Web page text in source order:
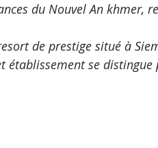
du Nouvel An
de prestige situé à
établissement se